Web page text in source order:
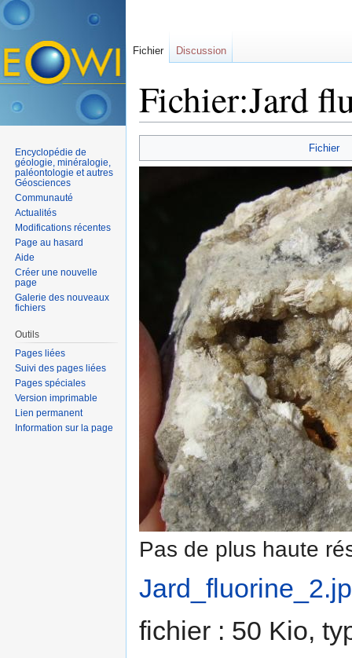
Fichier:Jard
Fichier
Pas de plus haute
fichier : 50 Kio,
Fichier Discussion
Encyclopédie de
géologie, minéralogie,
paléontologie et autres
Géosciences
Communauté
Actualités
Modifications récentes
Page au hasard
Aide
Créer une nouvelle
page
Galerie des nouveaux
fichiers
Outils
Pages liées
Suivi des pages liées
Pages spéciales
Version imprimable
Lien permanent
Information sur la page